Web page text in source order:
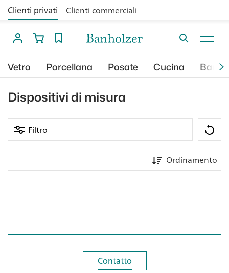
Clienti privati Clienti commerciali
Vetro Porcellana Posate Cucina Bar
Dispositivi di misura
Filtro
Ordinamento
Contatto
Contatto